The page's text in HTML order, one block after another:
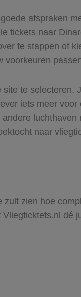
afspraken
tickets naar
te stappen of
voorkeuren
te selecteren.
iets meer
naar
zien hoe
dé